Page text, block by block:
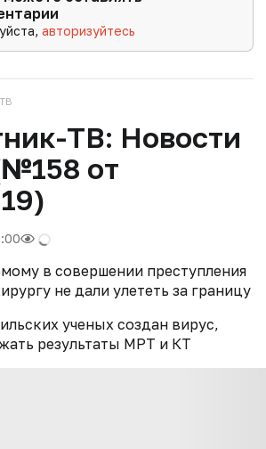
авторизуйтесь
ТВ: Новости
от
в совершении преступления
не дали улететь за границу
ученых создан вирус,
результаты МРТ и КТ